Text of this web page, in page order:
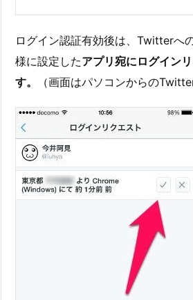
ログイン認証有効後は、Twitterへ
様に設定したアプリ宛にログイン
す。
（画面はパソコンからの